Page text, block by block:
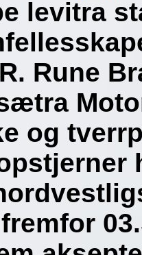
levitra
Rune
og